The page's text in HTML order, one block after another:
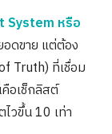
System หรือ
ดขาย แต่ต้อง
Truth) ที่เชื่อม
อเช็กลิสต์
วขึ้น 10 เท่า